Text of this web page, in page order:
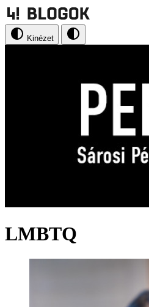
Kinézet
LMBTQ